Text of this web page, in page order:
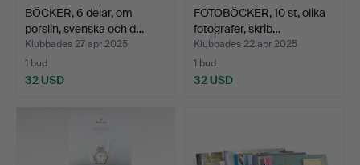
BÖCKER, 6 delar, om
porslin, svenska och d…
Klubbades 27 apr 2025
1 bud
32 USD
FOTOBÖCKER, 10 st, olika
fotografer, skrib…
Klubbades 22 apr 2025
1 bud
32 USD